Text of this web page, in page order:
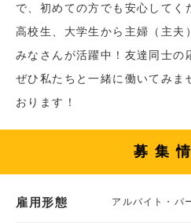
で、初めての方でも安心してく
高校生、大学生から主婦（主夫
みなさんが活躍中！友達同士の
ぜひ私たちと一緒に働いてみま
おります！
募集
雇用形態 アルバイト・パ